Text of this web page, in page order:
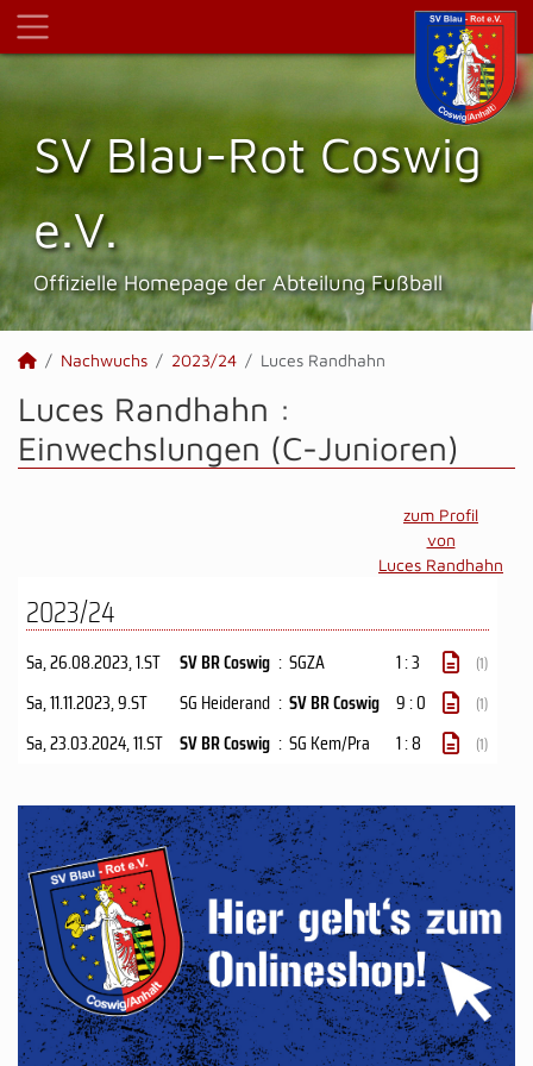
SV Blau-Rot Coswig
e.V.
Offizielle Homepage der Abteilung Fußball
Nachwuchs 2023/24 Luces Randhahn
Luces Randhahn :
Einwechslungen (C-Junioren)
zum Profil
von
Luces Randhahn
2023/24
Sa, 26.08.2023, 1.ST SV BR Coswig : SGZA 1 : 3 (1)
Sa, 11.11.2023, 9.ST SG Heiderand : SV BR Coswig 9 : 0 (1)
Sa, 23.03.2024, 11.ST SV BR Coswig : SG Kem/Pra 1 : 8 (1)